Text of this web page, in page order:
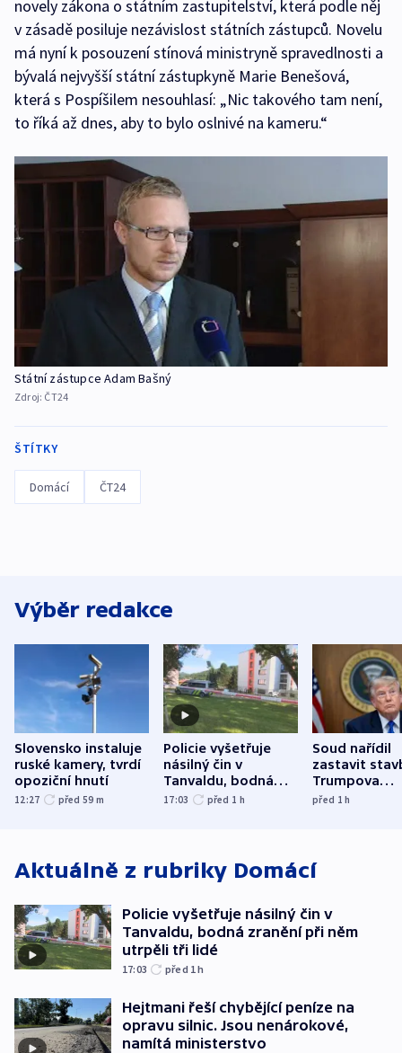
novely zákona o státním zastupitelství, která podle něj
v zásadě posiluje nezávislost státních zástupců. Novelu
má nyní k posouzení stínová ministryně spravedlnosti a
bývalá nejvyšší státní zástupkyně Marie Benešová,
která s Pospíšilem nesouhlasí: „Nic takového tam není,
to říká až dnes, aby to bylo oslnivé na kameru.“
Státní zástupce Adam Bašný
Zdroj: ČT24
ŠTÍTKY
Domácí ČT24
Výběr redakce
Slovensko instaluje
ruské kamery, tvrdí
opoziční hnutí
12:27 před 59 m
Policie vyšetřuje
násilný čin v
Tanvaldu, bodná
zranění při něm
17:03 před 1 h
Soud nařídil
zastavit
Trumpova
tanečního
před 1h
Aktuálně z rubriky Domácí
Policie vyšetřuje násilný čin v
Tanvaldu, bodná zranění při něm
utrpěli tři lidé
17:03 před 1h
Hejtmani řeší chybějící peníze na
opravu silnic. Jsou nenárokové,
namítá ministerstvo